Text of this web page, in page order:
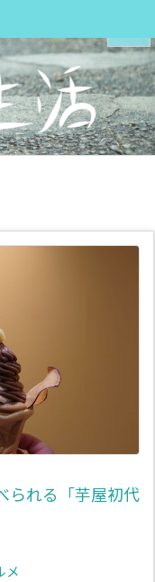
メニュ
サイド
次へ
られる「芋屋初代
メ